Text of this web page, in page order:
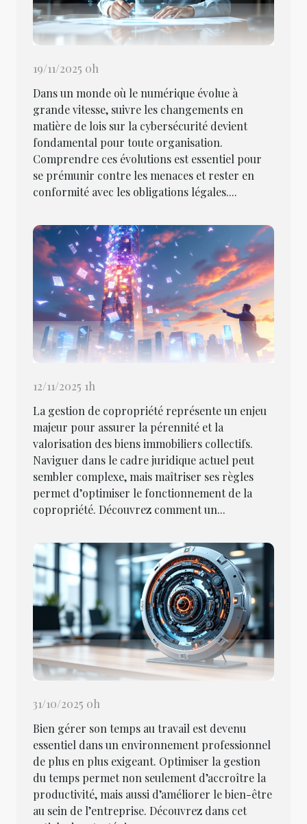
19/11/2025 0h
Dans un monde où le numérique évolue à
grande vitesse, suivre les changements en
matière de lois sur la cybersécurité devient
fondamental pour toute organisation.
Comprendre ces évolutions est essentiel pour
se prémunir contre les menaces et rester en
conformité avec les obligations légales....
12/11/2025 1h
La gestion de copropriété représente un enjeu
majeur pour assurer la pérennité et la
valorisation des biens immobiliers collectifs.
Naviguer dans le cadre juridique actuel peut
sembler complexe, mais maîtriser ses règles
permet d’optimiser le fonctionnement de la
copropriété. Découvrez comment un...
31/10/2025 0h
Bien gérer son temps au travail est devenu
essentiel dans un environnement professionnel
de plus en plus exigeant. Optimiser la gestion
du temps permet non seulement d’accroître la
productivité, mais aussi d’améliorer le bien-être
au sein de l’entreprise. Découvrez dans cet